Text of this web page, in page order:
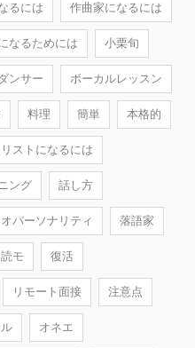
るには 作曲家になるには
なるためには 小栗旬
ンサー ボーカルレッスン
料理 簡単 本格的
ストになるには
ング 話し方
パーソナリティ 落語家
読モ 復活
リモート面接 注意点
オネエ